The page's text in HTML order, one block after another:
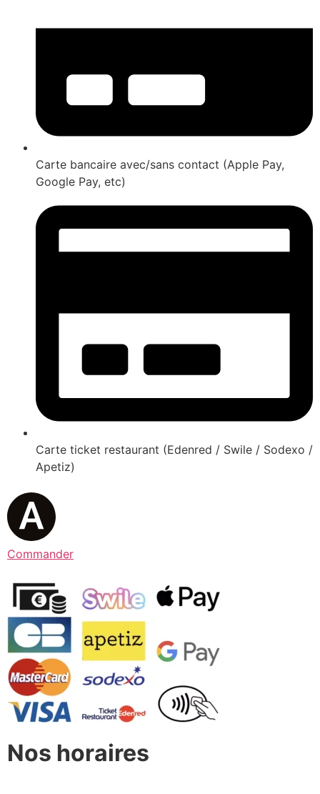
Carte bancaire avec/sans contact (Apple Pay,
Google Pay, etc)
Carte ticket restaurant (Edenred / Swile / Sodexo /
Apetiz)
Commander
Nos horaires